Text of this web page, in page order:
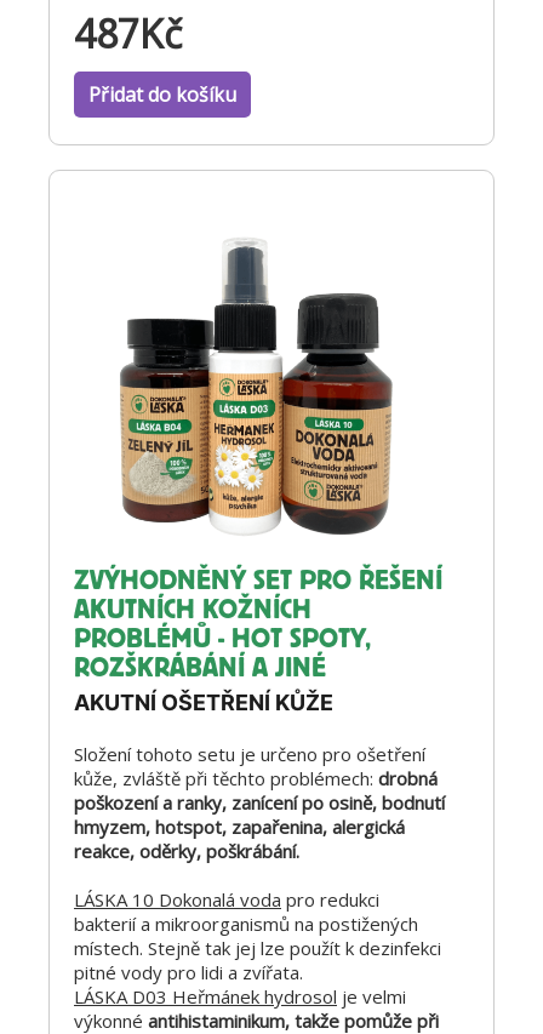
487Kč
Přidat do košíku
ZVÝHODNĚNÝ SET PRO ŘEŠENÍ
AKUTNÍCH KOŽNÍCH
PROBLÉMŮ - HOT SPOTY,
ROZŠKRÁBÁNÍ A JINÉ
AKUTNÍ OŠETŘENÍ KŮŽE
Složení tohoto setu je určeno pro ošetření
kůže, zvláště při těchto problémech: drobná
poškození a ranky, zanícení po osině, bodnutí
hmyzem, hotspot, zapařenina, alergická
reakce, oděrky, poškrábání.
LÁSKA 10 Dokonalá voda pro redukci
bakterií a mikroorganismů na postižených
místech. Stejně tak jej lze použít k dezinfekci
pitné vody pro lidi a zvířata.
LÁSKA D03 Heřmánek hydrosol je velmi
výkonné antihistaminikum, takže pomůže při